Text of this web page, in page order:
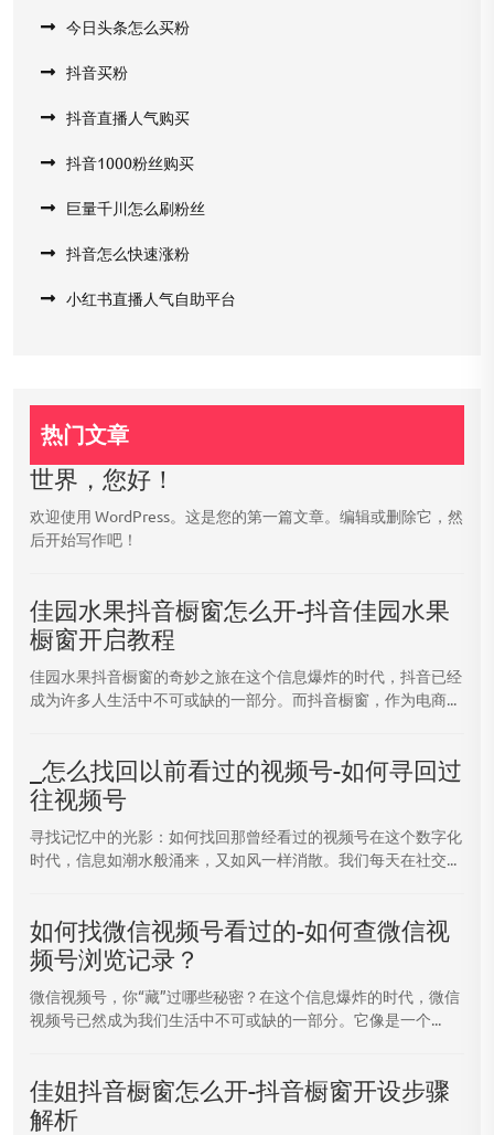
今日头条怎么买粉
抖音买粉
抖音直播人气购买
抖音1000粉丝购买
巨量千川怎么刷粉丝
抖音怎么快速涨粉
小红书直播人气自助平台
热门文章
世界，您好！
欢迎使用 WordPress。这是您的第一篇文章。编辑或删除它，然
后开始写作吧！
佳园水果抖音橱窗怎么开-抖音佳园水果
橱窗开启教程
佳园水果抖音橱窗的奇妙之旅在这个信息爆炸的时代，抖音已经
成为许多人生活中不可或缺的一部分。而抖音橱窗，作为电商...
_怎么找回以前看过的视频号-如何寻回过
往视频号
寻找记忆中的光影：如何找回那曾经看过的视频号在这个数字化
时代，信息如潮水般涌来，又如风一样消散。我们每天在社交...
如何找微信视频号看过的-如何查微信视
频号浏览记录？
微信视频号，你“藏”过哪些秘密？在这个信息爆炸的时代，微信
视频号已然成为我们生活中不可或缺的一部分。它像是一个...
佳姐抖音橱窗怎么开-抖音橱窗开设步骤
解析